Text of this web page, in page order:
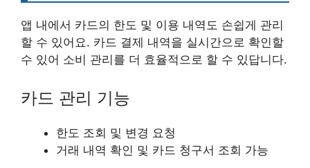
앱 내에서 카드의 한도 및 이용 내역도 손쉽게 관리
할 수 있어요. 카드 결제 내역을 실시간으로 확인할
수 있어 소비 관리를 더 효율적으로 할 수 있답니다.
카드 관리 기능
한도 조회 및 변경 요청
거래 내역 확인 및 카드 청구서 조회 가능